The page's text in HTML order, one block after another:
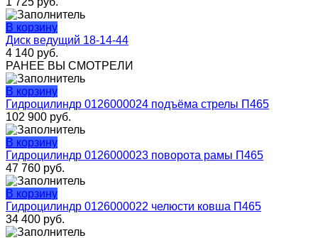
В корзину
Диск ведущий 18-14-44
4 140 руб.
РАНЕЕ ВЫ СМОТРЕЛИ
В корзину
Гидроцилиндр 0126000024 подъёма стрелы П465
102 900 руб.
В корзину
Гидроцилиндр 0126000023 поворота рамы П465
47 760 руб.
В корзину
Гидроцилиндр 0126000022 челюсти ковша П465
34 400 руб.